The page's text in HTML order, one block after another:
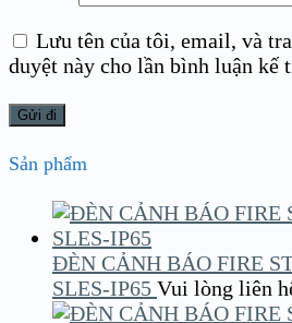
Lưu tên của tôi, email, và
duyệt này cho lần bình luận kế
Sản phẩm
ĐÈN CẢNH BÁO FIRE
SLES-IP65 Vui lòng liên